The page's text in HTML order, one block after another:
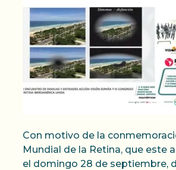
Con motivo de la
Mundial de la Retina, que este
el domingo 28 de septiembre,